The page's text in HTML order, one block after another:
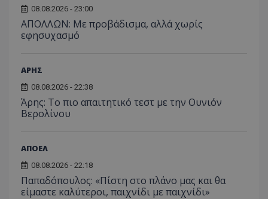
08.08.2026 - 23:00
ΑΠΟΛΛΩΝ: Με προβάδισμα, αλλά χωρίς
εφησυχασμό
ΑΡΗΣ
08.08.2026 - 22:38
Άρης: Το πιο απαιτητικό τεστ με την Ουνιόν
Βερολίνου
ΑΠΟΕΛ
08.08.2026 - 22:18
Παπαδόπουλος: «Πίστη στο πλάνο μας και θα
είμαστε καλύτεροι, παιχνίδι με παιχνίδι»